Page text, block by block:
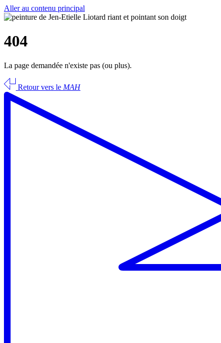
Aller au contenu principal
404
La page demandée n'existe pas (ou plus).
Retour vers le MAH